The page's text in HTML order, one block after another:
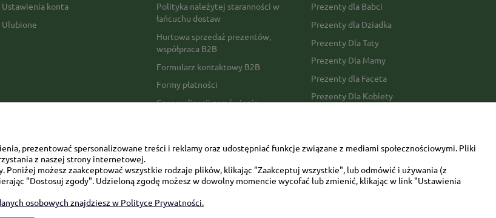
Ustawienia konta
Ulubione
Polityka należytej staranności w
łańcuchu dostaw
Hurtowa sprzedaż prezentów,
współpraca B2B
Formularz kontaktowy B2B
Formy płatności
Czas realizacji zamówienia
Mapa kategorii
Prezenty dla Babci
Prezenty dla Dziadka
Prezenty Dla Taty
Prezenty Dla Mamy
Prezenty dla Faceta
Prezenty Dla Kobiety
Urodziny/imieniny
prezentować spersonalizowane treści i reklamy oraz udostępniać funkcje związane z mediami społecznościowymi. Pliki
z naszej strony internetowej.
Poniżej możesz zaakceptować wszystkie rodzaje plików, klikając "Zaakceptuj wszystkie", lub odmówić i używania (z
"Dostosuj zgody". Udzieloną zgodę możesz w dowolny momencie wycofać lub zmienić, klikając w link "Ustawienia
osobowych znajdziesz w Polityce Prywatności.